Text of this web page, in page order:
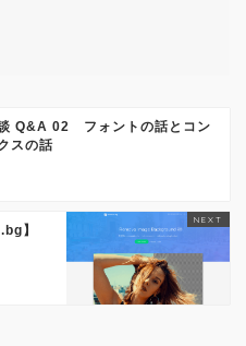
Q&A 02 フォントの話とコン
スの話
】